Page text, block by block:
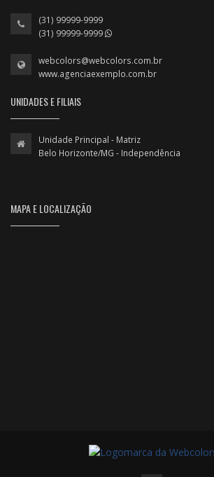
(31) 99999-9999
(31) 99999-9999
webcolors@webcolors.com.br
www.agenciaexemplo.com.br
UNIDADES E FILIAIS
Unidade Principal - Matriz
Belo Horizonte/MG - Independência
MAPA E LOCALIZAÇÃO